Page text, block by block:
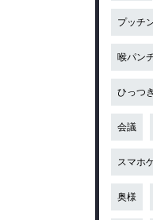
プッチ
喉パン
ひっつ
会議
スマホ
奥様